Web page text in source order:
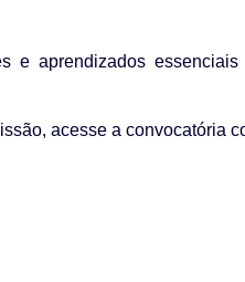
e aprendizados
acesse a convocatória